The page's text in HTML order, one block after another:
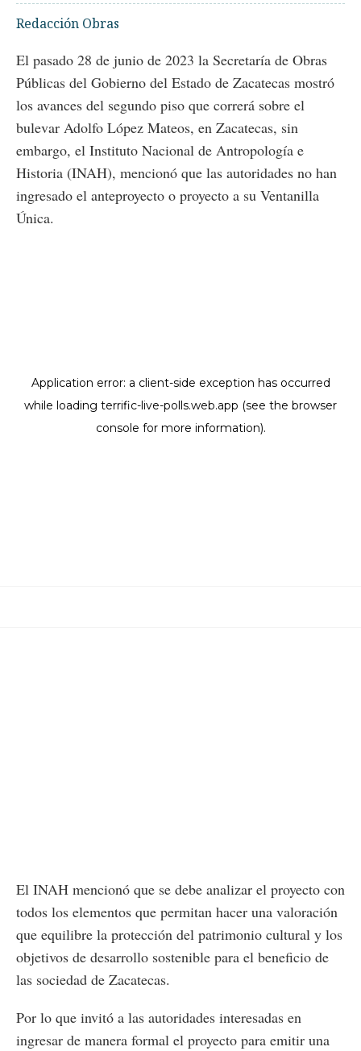
Redacción Obras
El pasado 28 de junio de 2023 la Secretaría de Obras
Públicas del Gobierno del Estado de Zacatecas mostró
los avances del segundo piso que correrá sobre el
bulevar Adolfo López Mateos, en Zacatecas, sin
embargo, el Instituto Nacional de Antropología e
Historia (INAH), mencionó que las autoridades no han
ingresado el anteproyecto o proyecto a su Ventanilla
Única.
El INAH mencionó que se debe analizar el proyecto con
todos los elementos que permitan hacer una valoración
que equilibre la protección del patrimonio cultural y los
objetivos de desarrollo sostenible para el beneficio de
las sociedad de Zacatecas.
Por lo que invitó a las autoridades interesadas en
ingresar de manera formal el proyecto para emitir una